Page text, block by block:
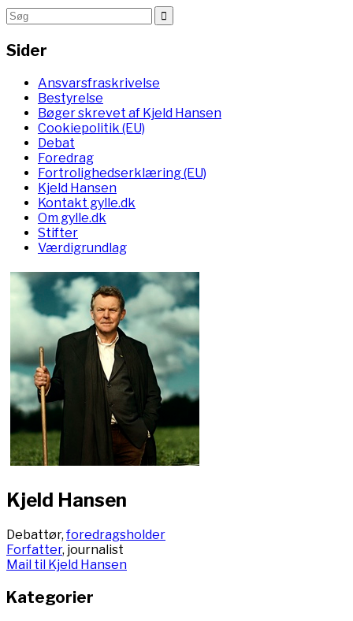
Sider
Ansvarsfraskrivelse
Bestyrelse
Bøger skrevet af Kjeld Hansen
Cookiepolitik (EU)
Debat
Foredrag
Fortrolighedserklæring (EU)
Kjeld Hansen
Kontakt gylle.dk
Om gylle.dk
Stifter
Værdigrundlag
Kjeld Hansen
Debattør,foredragsholder
Forfatter, journalist
Mail til Kjeld Hansen
Kategorier